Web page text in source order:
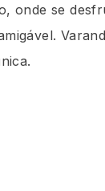
onde se